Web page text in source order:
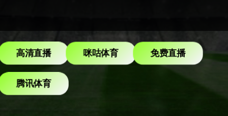
高清直播 咪咕体育 免费直播
腾讯体育